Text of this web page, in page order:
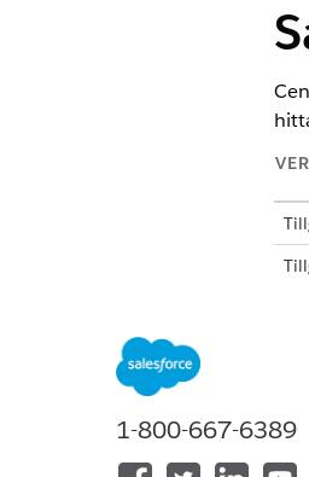
1-800-667-6389